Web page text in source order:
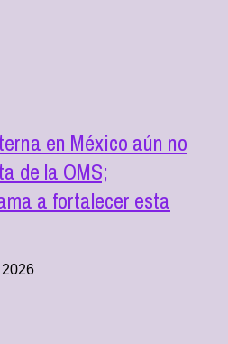
en México aún no
de la OMS;
a fortalecer esta
2026